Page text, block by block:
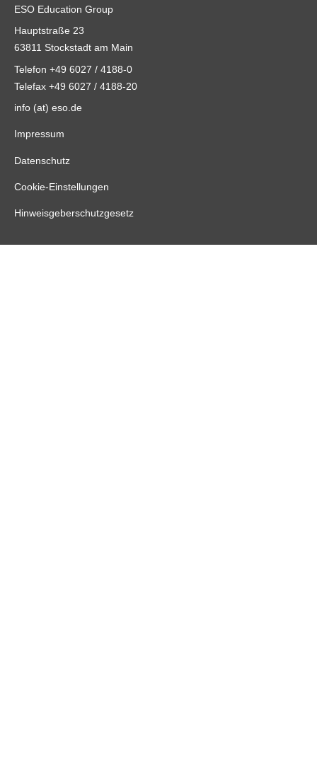
ESO Education Group
Hauptstraße 23
63811 Stockstadt am Main
Telefon +49 6027 / 4188-0
Telefax +49 6027 / 4188-20
info (at) eso.de
Impressum
Datenschutz
Cookie-Einstellungen
Hinweisgeberschutzgesetz